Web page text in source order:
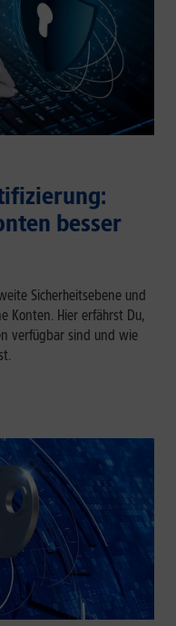
besser
Sicherheitsebene und
Konten. Hier erfährst Du,
verfügbar sind und wie